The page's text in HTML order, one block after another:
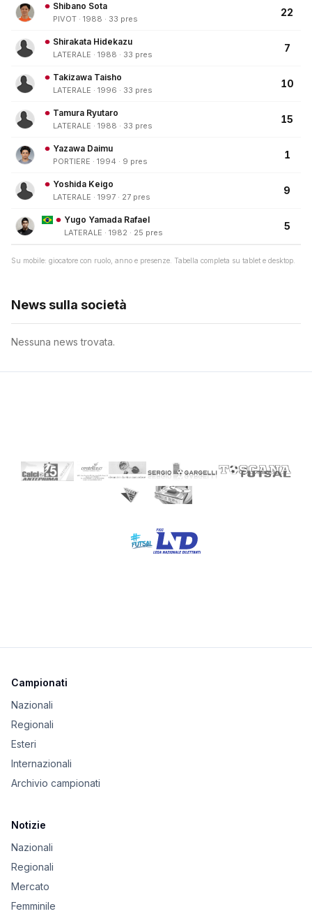
Shibano Sota
PIVOT · 1988 · 33 pres
22
Shirakata Hidekazu
LATERALE · 1988 · 33 pres
7
Takizawa Taisho
LATERALE · 1996 · 33 pres
10
Tamura Ryutaro
LATERALE · 1988 · 33 pres
15
Yazawa Daimu
PORTIERE · 1994 · 9 pres
1
Yoshida Keigo
LATERALE · 1997 · 27 pres
9
Yugo Yamada Rafael
LATERALE · 1982 · 25 pres
5
Su mobile: giocatore con ruolo, anno e presenze. Tabella completa su tablet e desktop.
News sulla società
Nessuna news trovata.
Campionati
Nazionali
Regionali
Esteri
Internazionali
Archivio campionati
Notizie
Nazionali
Regionali
Mercato
Femminile